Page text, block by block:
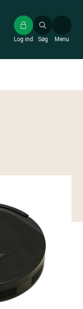
Søg
Log ind Menu